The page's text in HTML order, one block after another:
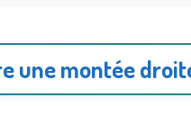
une montée